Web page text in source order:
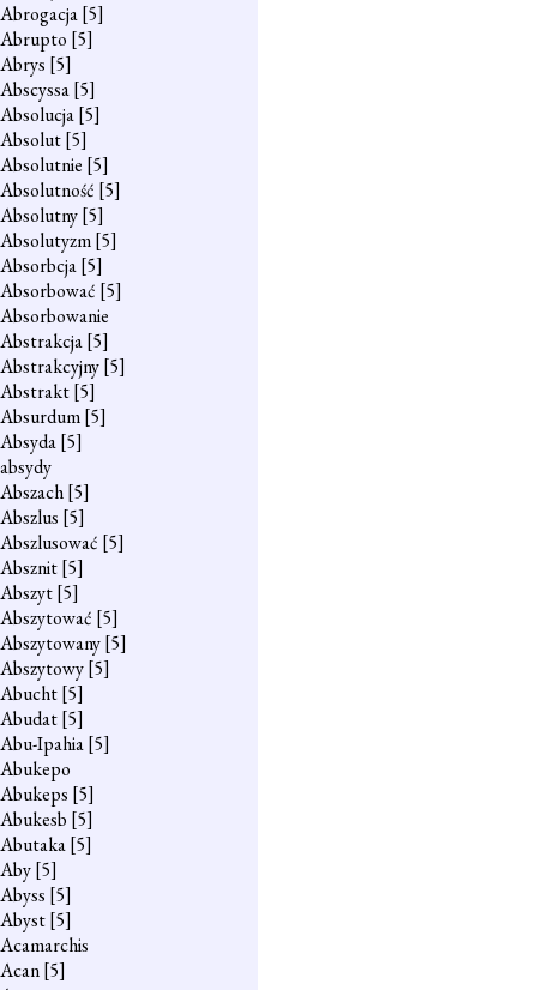
Abrogacja[5]
Abrupto [5]
Abrys [5]
Abscyssa[5]
Absolucja[5]
Absolut[5]
Absolutnie [5]
Absolutność [5]
Absolutny[5]
Absolutyzm[5]
Absorbcja[5]
Absorbować [5]
Absorbowanie
Abstrakcja[5]
Abstrakcyjny[5]
Abstrakt[5]
Absurdum[5]
Absyda[5]
absydy
Abszach[5]
Abszlus [5]
Abszlusować [5]
Absznit[5]
Abszyt[5]
Abszytować [5]
Abszytowany[5]
Abszytowy[5]
Abucht[5]
Abudat[5]
Abu-Ipahia[5]
Abukepo
Abukeps [5]
Abukesb [5]
Abutaka[5]
Aby[5]
Abyss [5]
Abyst[5]
Acamarchis
Acan[5]